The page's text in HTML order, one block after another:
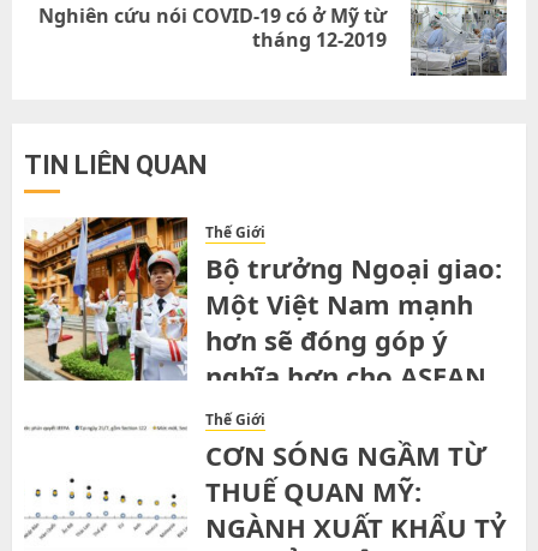
Next
Nghiên cứu nói COVID-19 có ở Mỹ từ
tháng 12-2019
TIN LIÊN QUAN
Thế Giới
Bộ trưởng Ngoại giao:
Một Việt Nam mạnh
hơn sẽ đóng góp ý
nghĩa hơn cho ASEAN
SATURDAY, 1ST AUGUST, 2026
Thế Giới
CƠN SÓNG NGẦM TỪ
THUẾ QUAN MỸ:
NGÀNH XUẤT KHẨU TỶ